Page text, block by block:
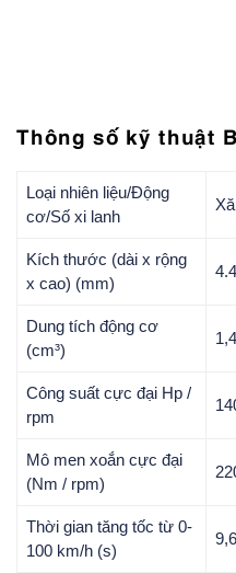
Thông số kỹ thuật
Loại nhiên liệu/Động
cơ/Số xi lanh
Kích thước (dài x rộng
x cao) (mm)
Dung tích động cơ
(cm³)
Công suất cực đại Hp /
rpm
Mô men xoắn cực đại
(Nm / rpm)
Thời gian tăng tốc từ 0-
100 km/h (s)
9,6